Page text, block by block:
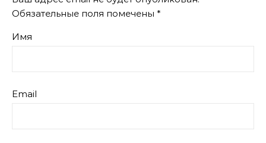
Обязательные поля помечены *
Имя
Email